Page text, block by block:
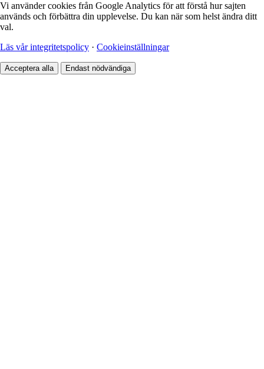
Vi använder cookies från Google Analytics för att förstå hur sajten
används och förbättra din upplevelse. Du kan när som helst ändra ditt
val.
Läs vår integritetspolicy · Cookieinställningar
Acceptera alla Endast nödvändiga